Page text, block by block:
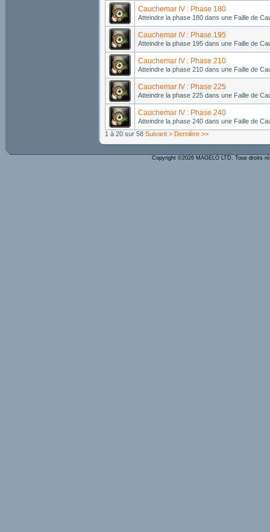
Cauchemar IV : Phase 180
Atteindre la phase 180 dans une Faille de
Cauchemar IV : Phase 195
Atteindre la phase 195 dans une Faille de
Cauchemar IV : Phase 210
Atteindre la phase 210 dans une Faille de
Cauchemar IV : Phase 225
Atteindre la phase 225 dans une Faille de
Cauchemar IV : Phase 240
Atteindre la phase 240 dans une Faille de
1 à 20 sur 58 Suivant > Dernière >>
Copyright ©2026 MAGELO LTD. Tous droits